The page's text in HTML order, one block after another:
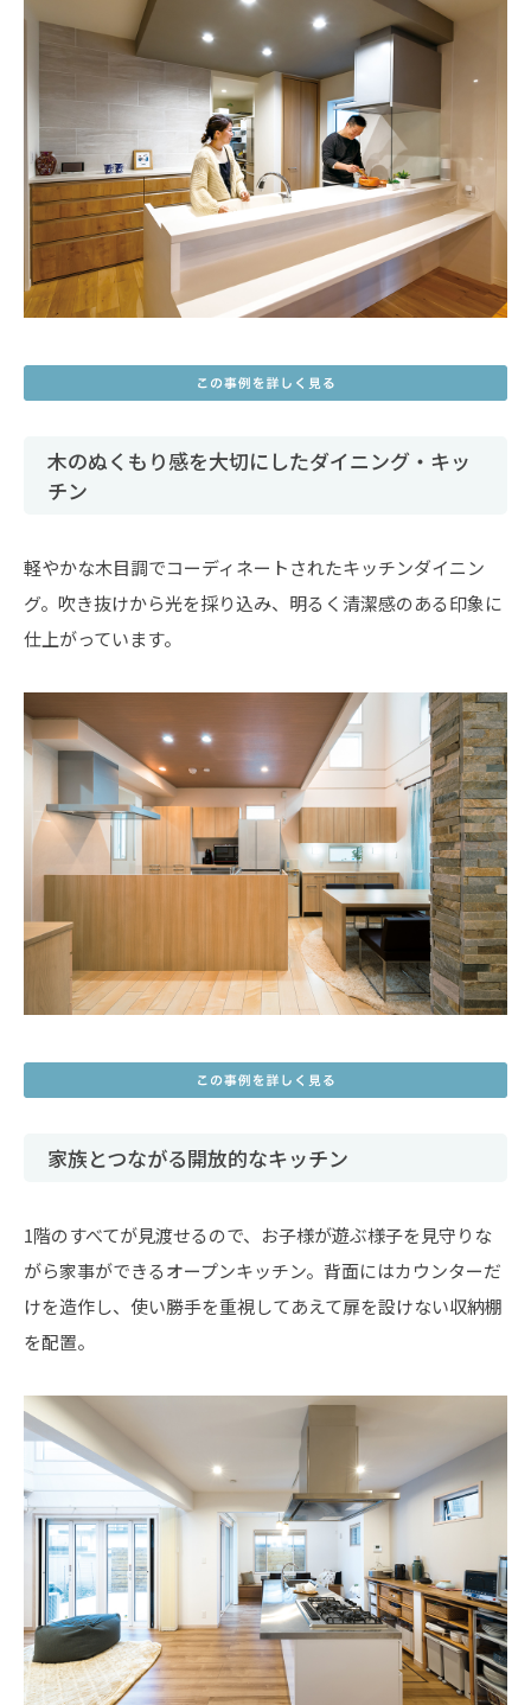
木のぬくもり感を大切にしたダイニング・キッ
チン
軽やかな木目調でコーディネートされたキッチンダイニン
グ。吹き抜けから光を採り込み、明るく清潔感のある印象に
仕上がっています。
家族とつながる開放的なキッチン
1階のすべてが見渡せるので、お子様が遊ぶ様子を見守りな
がら家事ができるオープンキッチン。背面にはカウンターだ
けを造作し、使い勝手を重視してあえて扉を設けない収納棚
を配置。